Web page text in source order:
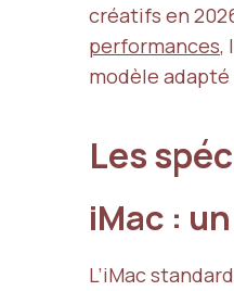
créatifs en
performances,
modèle adapté
Les
iMac :
L’iMac